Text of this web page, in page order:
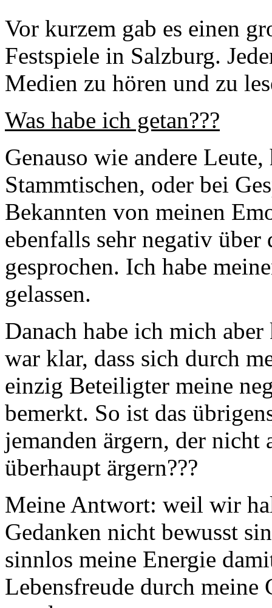
Vor kurzem gab es einen
Festspiele in Salzburg.
Medien zu hören und zu
Was habe ich getan???
Genauso wie andere
Stammtischen, oder bei
Bekannten von meinen
ebenfalls sehr negativ
gesprochen. Ich habe
gelassen.
Danach habe ich mich
war klar, dass sich durch
einzig Beteiligter meine
bemerkt. So ist das
jemanden ärgern, der nicht
überhaupt ärgern???
Meine Antwort: weil wir
Gedanken nicht bewusst
sinnlos meine Energie
Lebensfreude durch meine